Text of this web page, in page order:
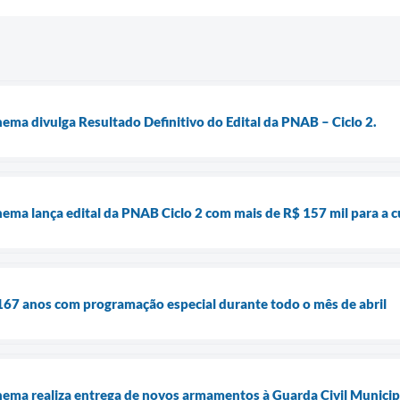
divulga Resultado Definitivo do Edital da PNAB – Ciclo 2.
lança edital da PNAB Ciclo 2 com mais de R$ 157 mil para a
anos com programação especial durante todo o mês de abril
realiza entrega de novos armamentos à Guarda Civil